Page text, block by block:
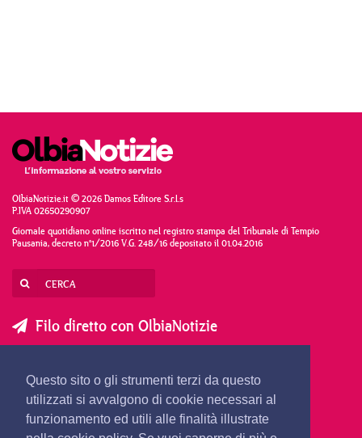
Questo sito o gli strumenti terzi da questo
utilizzati si avvalgono di cookie necessari al
funzionamento ed utili alle finalità illustrate
OlbiaNotizie.it © 2026 Damos Editore S.r.l.s
P.IVA 02650290907
Giornale quotidiano online iscritto nel registro stampa del Tribunale di Tempio
Pausania, decreto n°1/2016 V.G. 248/16 depositato il 01.04.2016
Filo diretto con OlbiaNotizie
SEGNALA UNA NOTIZIA
SEGNALA UN EVENTO